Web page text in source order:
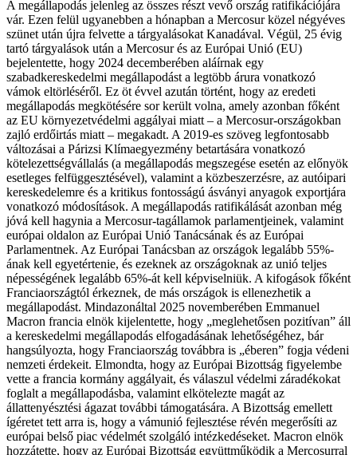
A megállapodás jelenleg az összes részt vevő ország ratifikációjára
vár. Ezen felül ugyanebben a hónapban a Mercosur közel négyéves
szünet után újra felvette a tárgyalásokat Kanadával. Végül, 25 évig
tartó tárgyalások után a Mercosur és az Európai Unió (EU)
bejelentette, hogy 2024 decemberében aláírnak egy
szabadkereskedelmi megállapodást a legtöbb árura vonatkozó
vámok eltörléséről. Ez öt évvel azután történt, hogy az eredeti
megállapodás megkötésére sor került volna, amely azonban főként
az EU környezetvédelmi aggályai miatt – a Mercosur-országokban
zajló erdőirtás miatt – megakadt. A 2019-es szöveg legfontosabb
változásai a Párizsi Klímaegyezmény betartására vonatkozó
kötelezettségvállalás (a megállapodás megszegése esetén az előnyök
esetleges felfüggesztésével), valamint a közbeszerzésre, az autóipari
kereskedelemre és a kritikus fontosságú ásványi anyagok exportjára
vonatkozó módosítások. A megállapodás ratifikálását azonban még
jóvá kell hagynia a Mercosur-tagállamok parlamentjeinek, valamint
európai oldalon az Európai Unió Tanácsának és az Európai
Parlamentnek. Az Európai Tanácsban az országok legalább 55%-
ának kell egyetértenie, és ezeknek az országoknak az unió teljes
népességének legalább 65%-át kell képviselniük. A kifogások főként
Franciaországtól érkeznek, de más országok is ellenezhetik a
megállapodást. Mindazonáltal 2025 novemberében Emmanuel
Macron francia elnök kijelentette, hogy „meglehetősen pozitívan” áll
a kereskedelmi megállapodás elfogadásának lehetőségéhez, bár
hangsúlyozta, hogy Franciaország továbbra is „éberen” fogja védeni
nemzeti érdekeit. Elmondta, hogy az Európai Bizottság figyelembe
vette a francia kormány aggályait, és válaszul védelmi záradékokat
foglalt a megállapodásba, valamint elkötelezte magát az
állattenyésztési ágazat további támogatására. A Bizottság emellett
ígéretet tett arra is, hogy a vámunió fejlesztése révén megerősíti az
európai belső piac védelmét szolgáló intézkedéseket. Macron elnök
hozzátette, hogy az Európai Bizottság együttműködik a Mercosurral